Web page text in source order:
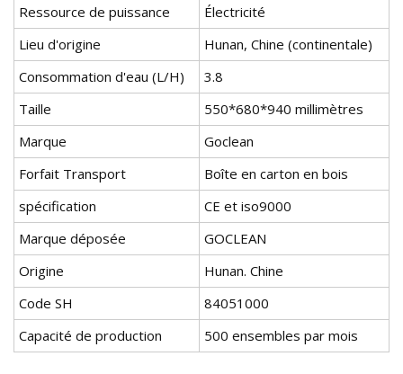
Ressource de puissance
Électricité
Lieu d'origine
Hunan, Chine (continentale)
Consommation d'eau (L/H)
3.8
Taille
550*680*940 millimètres
Marque
Goclean
Forfait Transport
Boîte en carton en bois
spécification
CE et iso9000
Marque déposée
GOCLEAN
Origine
Hunan. Chine
Code SH
84051000
Capacité de production
500 ensembles par mois